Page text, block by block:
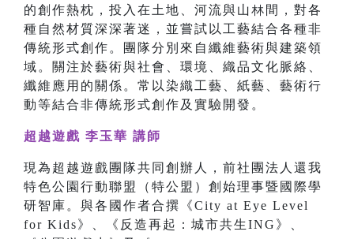
的創作熱枕，投入在⼟地、河流與⼭林間，對各
種⾃然材質深深著迷，並嘗試以⼯藝結合各種非
傳統形式創作。團隊分別來⾃纖維藝術與建築領
域。關注於藝術與社會、環境、織品⽂化脈絡、
纖維應⽤的關係。常以染織工藝、紙藝、藝術行
動等結合非傳統形式創作及實驗開發。
超越遊戲 李玉華 講師
現為超越遊戲團隊共同創辦人，前社團法人還我
特色公園行動聯盟（特公盟）創始理事暨國際學
研智庫。與各國作者合撰《City at Eye Level
for Kids》、《反造再起：城市共生ING》、